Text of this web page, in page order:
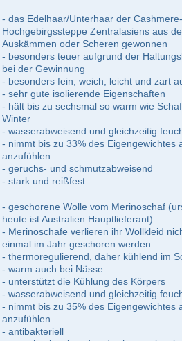
- das Edelhaar/Unterhaar der
Hochgebirgssteppe Zentralasiens aus
Auskämmen oder Scheren gewonnen
- besonders teuer aufgrund der
bei der Gewinnung
- besonders fein, weich, leicht und zart
- sehr gute isolierende Eigenschaften
- hält bis zu sechsmal so warm wie
Winter
- wasserabweisend und gleichzeitig
- nimmt bis zu 33% des Eigengewichtes
anzufühlen
- geruchs- und schmutzabweisend
- stark und reißfest
- geschorene Wolle vom Merinoschaf
heute ist Australien Hauptlieferant)
- Merinoschafe verlieren ihr Wollkleid
einmal im Jahr geschoren werden
- thermoregulierend, daher kühlend im
- warm auch bei Nässe
- unterstützt die Kühlung des Körpers
- wasserabweisend und gleichzeitig
- nimmt bis zu 35% des Eigengewichtes
anzufühlen
- antibakteriell